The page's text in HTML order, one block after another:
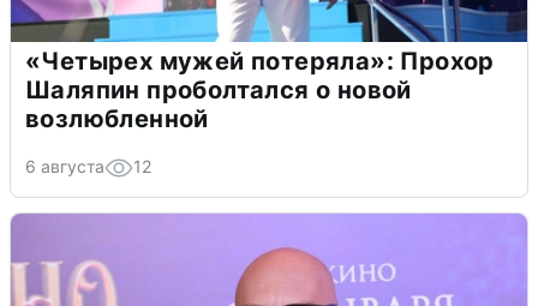
«Четырех мужей потеряла»: Прохор
Шаляпин проболтался о новой
возлюбленной
6 августа 12